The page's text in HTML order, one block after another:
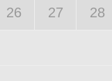
26 27 28